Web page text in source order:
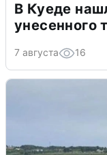
В Куеде
унесенного
7 августа 16